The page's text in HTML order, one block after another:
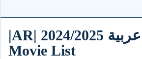
|AR| افلام عربية 2024/2025
Movie List